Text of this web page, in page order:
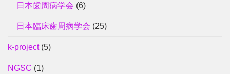
日本歯周病学会 (6)
日本臨床歯周病学会 (25)
k-project(5)
NGSC (1)